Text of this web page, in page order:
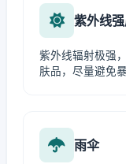
紫外线
紫外线辐射极强
肤品，尽量避免
雨伞